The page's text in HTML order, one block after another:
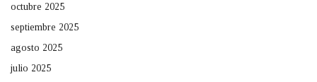
octubre 2025
septiembre 2025
agosto 2025
julio 2025